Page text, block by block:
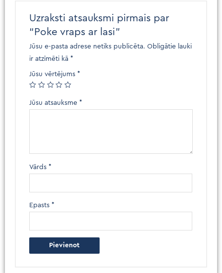
Uzraksti atsauksmi pirmais par
“Poke vraps ar lasi”
Jūsu e-pasta adrese netiks publicēta. Obligātie lauki
ir atzīmēti kā*
Jūsu vērtējums*
Jūsu atsauksme*
Vārds*
Epasts*